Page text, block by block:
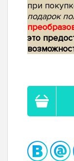
при
подарок
это